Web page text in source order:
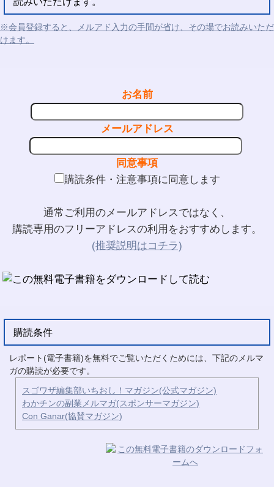
※会員登録すると、メルアド入力の手間が省け、その場でお読みいただ
けます。
お名前
メールアドレス
同意事項
購読条件・注意事項に同意します
通常ご利用のメールアドレスではなく、
購読専用のフリーアドレスの利用をおすすめします。
(推奨説明はコチラ)
購読条件
レポート(電子書籍)を無料でご覧いただくためには、下記のメルマ
ガの購読が必要です。
スゴワザ編集部いちおし！マガジン(公式マガジン)
わかチンの副業メルマガ(スポンサーマガジン)
Con Ganar(協賛マガジン)